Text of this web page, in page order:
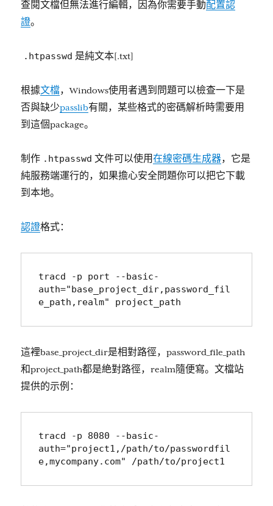
查閱文檔但無法進行編輯，因為你需要手動配置認
證。
.htpasswd 是純文本[.txt]
根據文檔，Windows使用者遇到問題可以檢查一下是
否與缺少passlib有關，某些格式的密碼解析時需要用
到這個package。
制作 .htpasswd 文件可以使用在線密碼生成器，它是
純服務端運行的，如果擔心安全問題你可以把它下載
到本地。
認證格式：
tracd -p port --basic-
auth="base_project_dir,password_fil
e_path,realm" project_path
這裡base_project_dir是相對路徑，password_file_path
和project_path都是絶對路徑，realm隨便寫。文檔站
提供的示例：
tracd -p 8080 --basic-
auth="project1,/path/to/passwordfil
e,mycompany.com" /path/to/project1